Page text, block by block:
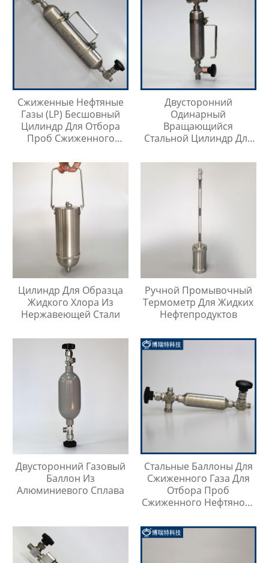
Сжиженные Нефтяные
Газы (LP) Бесшовный
Цилиндр Для Отбора
Проб Сжиженного
Двусторонний
Одинарный
Вращающийся
Стальной Цилиндр Для
Цилиндр Для Образца
Жидкого Хлора Из
Нержавеющей Стали
Ручной Промывочный
Термометр Для Жидких
Нефтепродуктов
Двусторонний Газовый
Баллон Из
Алюминиевого Сплава
Стальные Баллоны Для
Сжиженного Газа Для
Отбора Проб
Сжиженного Нефтяного